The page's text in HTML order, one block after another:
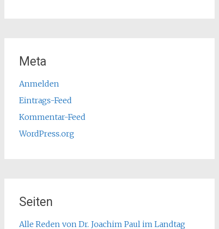
Meta
Anmelden
Eintrags-Feed
Kommentar-Feed
WordPress.org
Seiten
Alle Reden von Dr. Joachim Paul im Landtag